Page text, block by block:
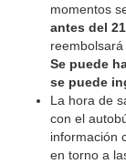
momentos
antes del
Se puede
se puede
La hora de
con el
información
en torno a